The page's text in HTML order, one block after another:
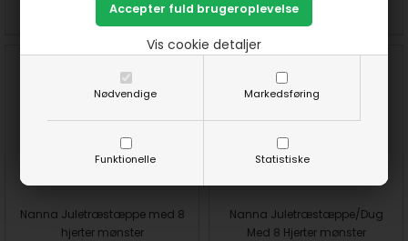
Nødvendige Markedsføring
Funktionelle Statistiske
Vis cookie detaljer
SE MERE KØB SE MERE
Nanna Juletræstæppe med 8
hjerter mønster
Nanna Juletræstæppe/Dug
Med 8 Hjerter mønster